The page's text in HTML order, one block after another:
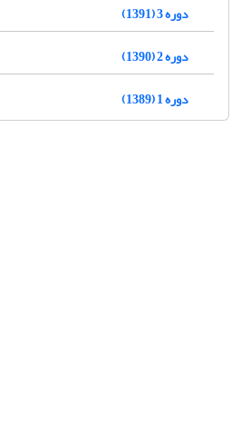
دوره 3 (1391)
دوره 2 (1390)
دوره 1 (1389)